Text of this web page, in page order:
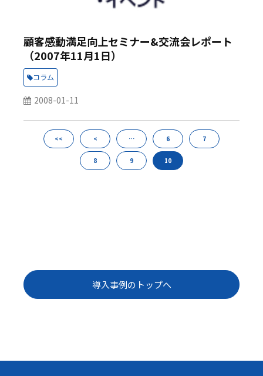
顧客感動満足向上セミナー&交流会レポート
（2007年11月1日）
コラム
2008-01-11
<< < … 6 7
8 9 10
導入事例のトップへ